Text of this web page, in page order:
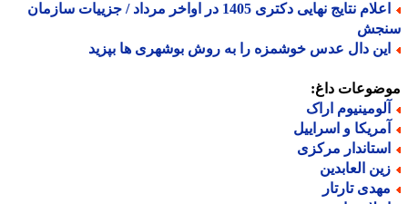
اعلام نتایج نهایی دکتری 1405 در اواخر مرداد / جزییات سازمان
دال عدس خوشمزه را به روش بوشهری ها بپزید
داغ:
اراک
و اسراییل
مرکزی
العابدین
تارتار